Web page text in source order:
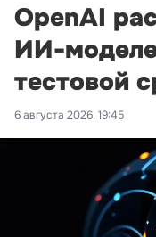
OpenAI
ИИ-
тестовой
6 августа 2026, 19:45